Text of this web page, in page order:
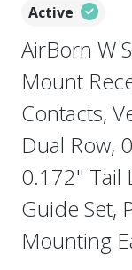
Active
AirBorn W
Mount
Contacts,
Dual Row,
0.172" Tail
Guide Set,
Mounting